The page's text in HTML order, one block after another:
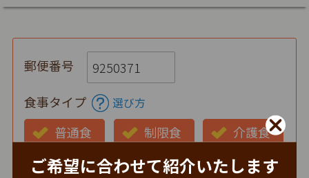
ご希望に合わせて紹介いたします
郵便番号
食事タイプ 選び方
普通食 制限食
介護食
お弁当の状態